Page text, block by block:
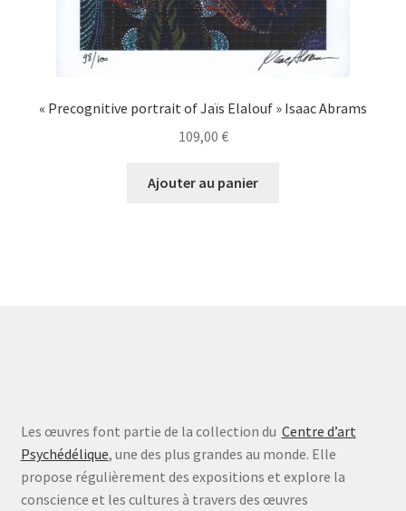
« Precognitive portrait of Jaïs Elalouf » Isaac Abrams
109,00 €
Ajouter au panier
Les œuvres font partie de la collection du Centre d’art
Psychédélique, une des plus grandes au monde. Elle
propose régulièrement des expositions et explore la
conscience et les cultures à travers des œuvres